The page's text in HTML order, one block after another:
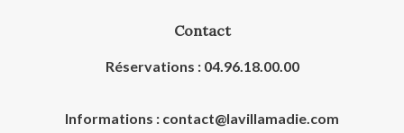
Contact
Réservations : 04.96.18.00.00
Informations : contact@lavillamadie.com